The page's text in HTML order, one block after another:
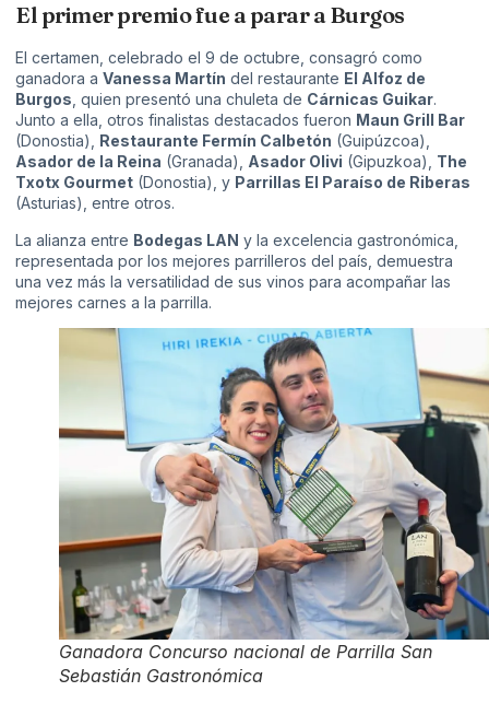
El primer premio fue a parar a Burgos
El certamen, celebrado el 9 de octubre, consagró como
ganadora a Vanessa Martín del restaurante El Alfoz de
Burgos, quien presentó una chuleta de Cárnicas Guikar.
Junto a ella, otros finalistas destacados fueron Maun Grill Bar
(Donostia), Restaurante Fermín Calbetón (Guipúzcoa),
Asador de la Reina (Granada), Asador Olivi (Gipuzkoa), The
Txotx Gourmet (Donostia), y Parrillas El Paraíso de Riberas
(Asturias), entre otros.
La alianza entre Bodegas LAN y la excelencia gastronómica,
representada por los mejores parrilleros del país, demuestra
una vez más la versatilidad de sus vinos para acompañar las
mejores carnes a la parrilla.
Ganadora Concurso nacional de Parrilla San
Sebastián Gastronómica